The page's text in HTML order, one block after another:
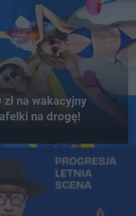
na wakacyjny
na drogę!